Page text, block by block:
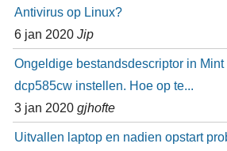
Antivirus op Linux?
6 jan 2020 Jip
Ongeldige bestandsdescriptor in Mint
dcp585cw instellen. Hoe op te...
3 jan 2020 gjhofte
Uitvallen laptop en nadien opstart